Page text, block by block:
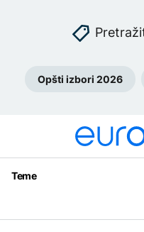
Opšti izbori 2026
Teme
Svijet